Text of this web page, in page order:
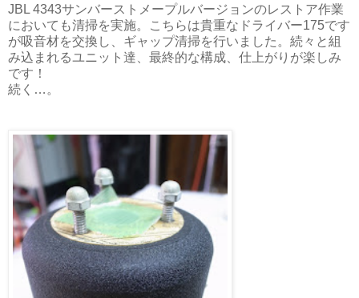
JBL 4343サンバーストメープルバージョンのレストア作業
においても清掃を実施。こちらは貴重なドライバー175です
が吸音材を交換し、ギャップ清掃を行いました。続々と組
み込まれるユニット達、最終的な構成、仕上がりが楽しみ
です！
続く…。